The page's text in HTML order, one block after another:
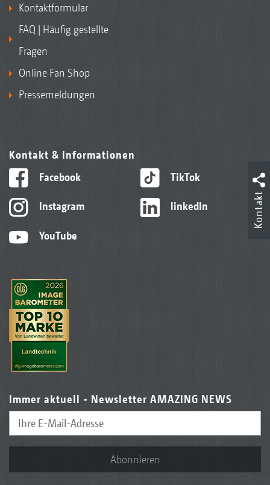
Kontaktformular
FAQ | Häufig gestellte
Fragen
Online Fan Shop
Pressemeldungen
Kontakt & Informationen
Facebook
Instagram
YouTube
TikTok
linkedIn
Immer aktuell - Newsletter AMAZING NEWS
Abonnieren
Kontakt